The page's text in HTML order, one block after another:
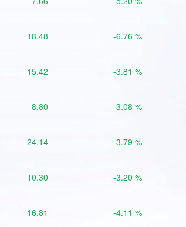
18.48 -6.76 %
15.42 -3.81 %
8.80 -3.08 %
24.14 -3.79 %
10.30 -3.20 %
16.81 -4.11 %